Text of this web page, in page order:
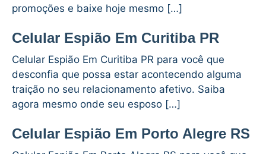
promoções e baixe hoje mesmo […]
Celular Espião Em Curitiba PR
Celular Espião Em Curitiba PR para você que
desconfia que possa estar acontecendo alguma
traição no seu relacionamento afetivo. Saiba
agora mesmo onde seu esposo […]
Celular Espião Em Porto Alegre RS